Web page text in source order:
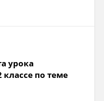
урока
классе по теме